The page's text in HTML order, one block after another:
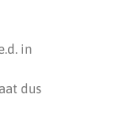
in
dus